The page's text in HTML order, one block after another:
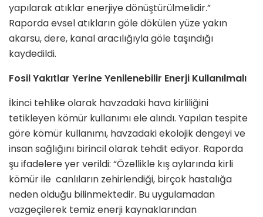
yapılarak atıklar enerjiye dönüştürülmelidir.”
Raporda evsel atıkların göle dökülen yüze yakın
akarsu, dere, kanal aracılığıyla göle taşındığı
kaydedildi.
Fosil Yakıtlar Yerine Yenilenebilir Enerji Kullanılmalı
İkinci tehlike olarak havzadaki hava kirliliğini
tetikleyen kömür kullanımı ele alındı. Yapılan tespite
göre kömür kullanımı, havzadaki ekolojik dengeyi ve
insan sağlığını birincil olarak tehdit ediyor. Raporda
şu ifadelere yer verildi: “Özellikle kış aylarında kirli
kömür ile canlıların zehirlendiği, birçok hastalığa
neden olduğu bilinmektedir. Bu uygulamadan
vazgeçilerek temiz enerji kaynaklarından